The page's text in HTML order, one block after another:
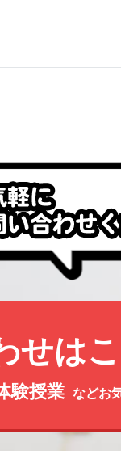
リまで勉強しましょう
小倉校が全学年、新
せは
験授業 などお